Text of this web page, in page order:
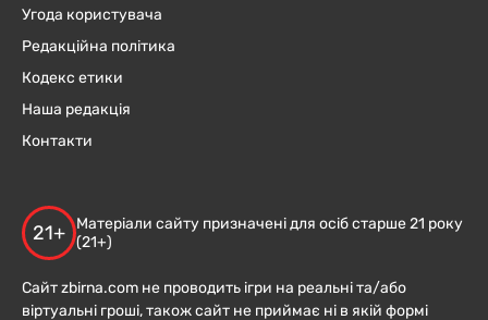
Угода користувача
Редакційна політика
Кодекс етики
Наша редакція
Контакти
21+
Матеріали сайту призначені для осіб старше 21 року
(21+)
Сайт zbirna.com не проводить ігри на реальні та/або
віртуальні гроші, також сайт не приймає ні в якій формі